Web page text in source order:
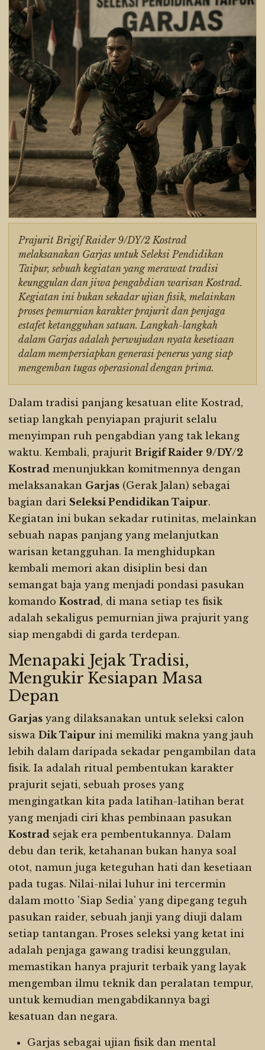
Prajurit Brigif Raider 9/DY/2 Kostrad
melaksanakan Garjas untuk Seleksi Pendidikan
Taipur, sebuah kegiatan yang merawat tradisi
keunggulan dan jiwa pengabdian warisan Kostrad.
Kegiatan ini bukan sekadar ujian fisik, melainkan
proses pemurnian karakter prajurit dan penjaga
estafet ketangguhan satuan. Langkah-langkah
dalam Garjas adalah perwujudan nyata kesetiaan
dalam mempersiapkan generasi penerus yang siap
mengemban tugas operasional dengan prima.
Dalam tradisi panjang kesatuan elite Kostrad,
setiap langkah penyiapan prajurit selalu
menyimpan ruh pengabdian yang tak lekang
waktu. Kembali, prajurit Brigif Raider 9/DY/2
Kostrad menunjukkan komitmennya dengan
melaksanakan Garjas (Gerak Jalan) sebagai
bagian dari Seleksi Pendidikan Taipur.
Kegiatan ini bukan sekadar rutinitas, melainkan
sebuah napas panjang yang melanjutkan
warisan ketangguhan. Ia menghidupkan
kembali memori akan disiplin besi dan
semangat baja yang menjadi pondasi pasukan
komando Kostrad, di mana setiap tes fisik
adalah sekaligus pemurnian jiwa prajurit yang
siap mengabdi di garda terdepan.
Menapaki Jejak Tradisi,
Mengukir Kesiapan Masa
Depan
Garjas yang dilaksanakan untuk seleksi calon
siswa Dik Taipur ini memiliki makna yang jauh
lebih dalam daripada sekadar pengambilan data
fisik. Ia adalah ritual pembentukan karakter
prajurit sejati, sebuah proses yang
mengingatkan kita pada latihan-latihan berat
yang menjadi ciri khas pembinaan pasukan
Kostrad sejak era pembentukannya. Dalam
debu dan terik, ketahanan bukan hanya soal
otot, namun juga keteguhan hati dan kesetiaan
pada tugas. Nilai-nilai luhur ini tercermin
dalam motto 'Siap Sedia' yang dipegang teguh
pasukan raider, sebuah janji yang diuji dalam
setiap tantangan. Proses seleksi yang ketat ini
adalah penjaga gawang tradisi keunggulan,
memastikan hanya prajurit terbaik yang layak
mengemban ilmu teknik dan peralatan tempur,
untuk kemudian mengabdikannya bagi
kesatuan dan negara.
Garjas sebagai ujian fisik dan mental